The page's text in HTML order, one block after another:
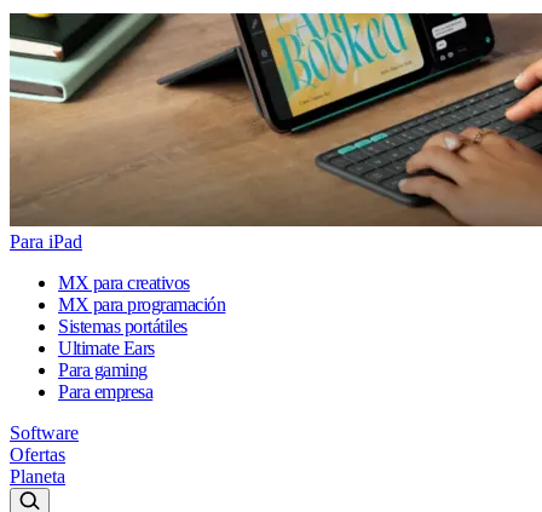
Para iPad
MX para creativos
MX para programación
Sistemas portátiles
Ultimate Ears
Para gaming
Para empresa
Software
Ofertas
Planeta